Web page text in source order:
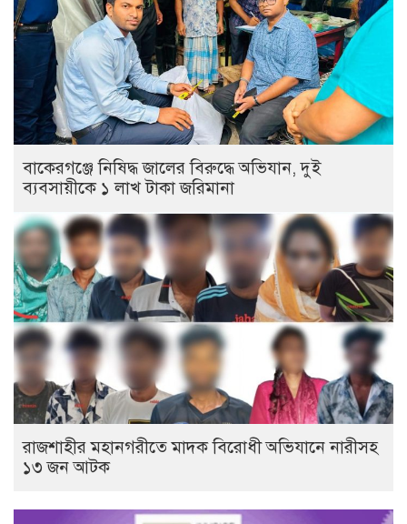
বাকেরগঞ্জে নিষিদ্ধ জালের বিরুদ্ধে অভিযান, দুই
ব্যবসায়ীকে ১ লাখ টাকা জরিমানা
রাজশাহীর মহানগরীতে মাদক বিরোধী অভিযানে নারীসহ
১৩ জন আটক